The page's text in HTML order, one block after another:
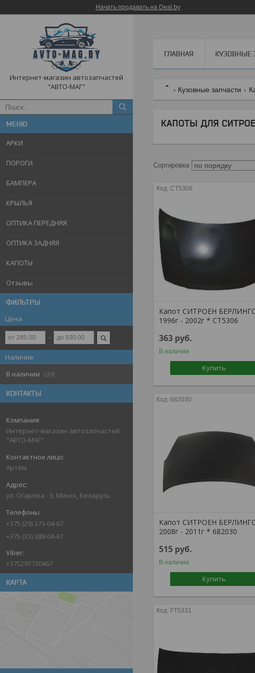
Начать продавать на Deal.by
Интернет-магазин автозапчастей
"АВТО-МАГ"
АРКИ
ПОРОГИ
БАМПЕРА
КРЫЛЬЯ
ОПТИКА ПЕРЕДНЯЯ
ОПТИКА ЗАДНЯЯ
КАПОТЫ
Отзывы
ФИЛЬТРЫ
Цена
Наличие
В наличии
39
КОНТАКТЫ
Интернет-магазин автозапчастей
"АВТО-МАГ"
Артём
ул. Огарева - 3, Минск, Беларусь
+375 (29) 373-04-67
+375 (33) 388-04-67
+375293730467
КАРТА
ГЛАВНАЯ КУЗОВНЫЕ
Кузовные запчасти
КАПОТЫ ДЛЯ
CT5306
Капот СИТРОЕН
1996г - 2002г * CT5306
363 руб.
В наличии
Купить
682030
Капот СИТРОЕН
2008г - 2011г * 682030
515 руб.
В наличии
Купить
FT5331